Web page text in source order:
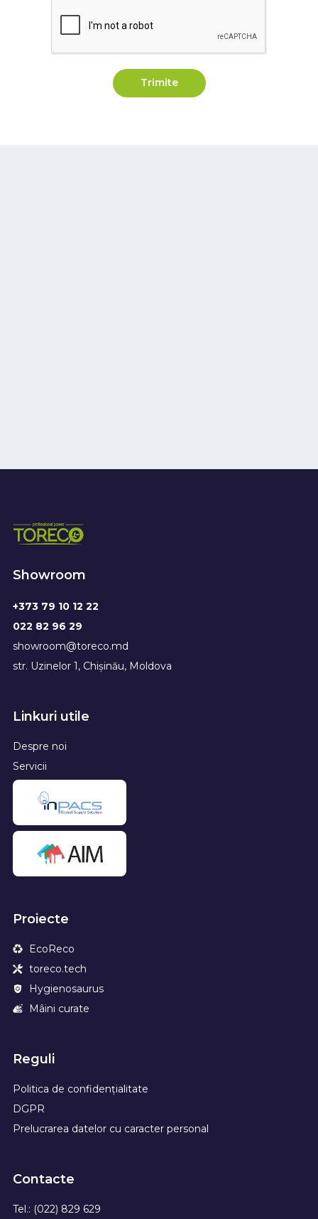
Trimite
Showroom
+373 79 10 12 22
022 82 96 29
showroom@toreco.md
str. Uzinelor 1, Chișinău, Moldova
Linkuri utile
Despre noi
Servicii
Proiecte
EcoReco
toreco.tech
Hygienosaurus
Mâini curate
Reguli
Politica de confidențialitate
DGPR
Prelucrarea datelor cu caracter personal
Contacte
Tel.: (022) 829 629